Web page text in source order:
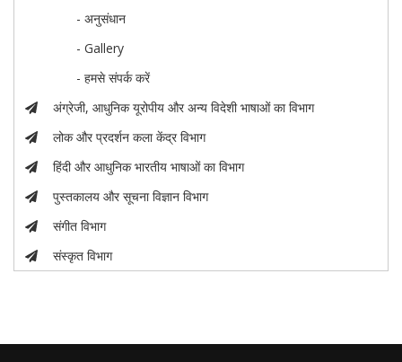
- अनुसंधान
- Gallery
- हमसे संपर्क करें
अंग्रेजी, आधुनिक यूरोपीय और अन्य विदेशी भाषाओं का विभाग
लोक और प्रदर्शन कला केंद्र विभाग
हिंदी और आधुनिक भारतीय भाषाओं का विभाग
पुस्तकालय और सूचना विज्ञान विभाग
संगीत विभाग
संस्कृत विभाग